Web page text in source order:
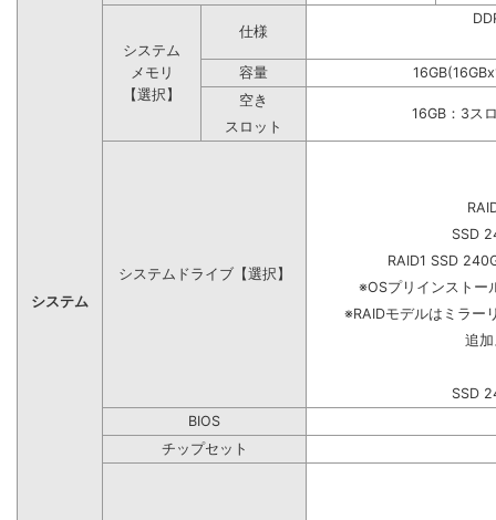
システム
システム
メモリ
【選択】
仕様
容量
空き
16GB：3ス
スロット
システムドライブ【選択】
SSD
RAID1 SSD
※OSプリインストー
※RAIDモデルはミラー
追
SSD
BIOS
チップセット